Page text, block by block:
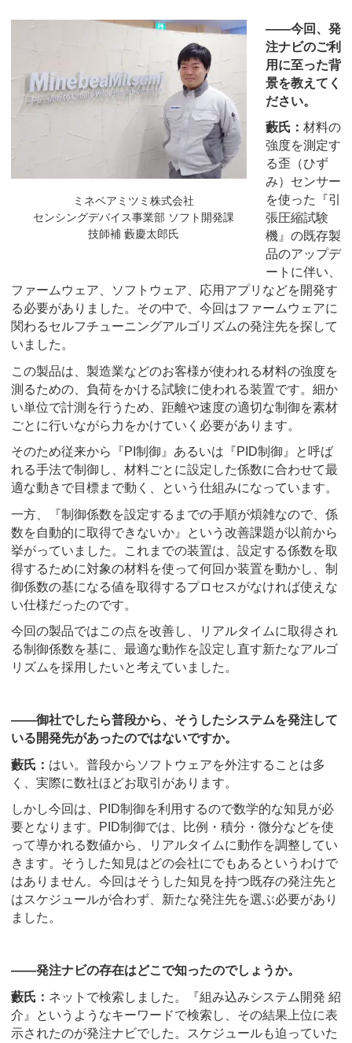
ミネベアミツミ株式会社
センシングデバイス事業部 ソフト開発課
技師補 藪慶太郎氏
――今回、発
注ナビのご利
用に至った背
景を教えてく
ださい。
藪氏： 材料の
強度を測定す
る歪（ひず
み）センサー
を使った『引
張圧縮試験
機』の既存製
品のアップデ
ートに伴い、
ファームウェア、ソフトウェア、応用アプリなどを開発す
る必要がありました。その中で、今回はファームウェアに
関わるセルフチューニングアルゴリズムの発注先を探して
いました。
この製品は、製造業などのお客様が使われる材料の強度を
測るための、負荷をかける試験に使われる装置です。細か
い単位で計測を行うため、距離や速度の適切な制御を素材
ごとに行いながら力をかけていく必要があります。
そのため従来から『PI制御』あるいは『PID制御』と呼ば
れる手法で制御し、材料ごとに設定した係数に合わせて最
適な動きで目標まで動く、という仕組みになっています。
一方、『制御係数を設定するまでの手順が煩雑なので、係
数を自動的に取得できないか』という改善課題が以前から
挙がっていました。これまでの装置は、設定する係数を取
得するために対象の材料を使って何回か装置を動かし、制
御係数の基になる値を取得するプロセスがなければ使えな
い仕様だったのです。
今回の製品ではこの点を改善し、リアルタイムに取得され
る制御係数を基に、最適な動作を設定し直す新たなアルゴ
リズムを採用したいと考えていました。
――御社でしたら普段から、そうしたシステムを発注して
いる開発先があったのではないですか。
藪氏： はい。普段からソフトウェアを外注することは多
く、実際に数社ほどお取引があります。
しかし今回は、PID制御を利用するので数学的な知見が必
要となります。PID制御では、比例・積分・微分などを使
って導かれる数値から、リアルタイムに動作を調整してい
きます。そうした知見はどの会社にでもあるというわけで
はありません。今回はそうした知見を持つ既存の発注先と
はスケジュールが合わず、新たな発注先を選ぶ必要があり
ました。
――発注ナビの存在はどこで知ったのでしょうか。
藪氏： ネットで検索しました。『組み込みシステム開発 紹
介』というようなキーワードで検索し、その結果上位に表
示されたのが発注ナビでした。スケジュールも迫っていた